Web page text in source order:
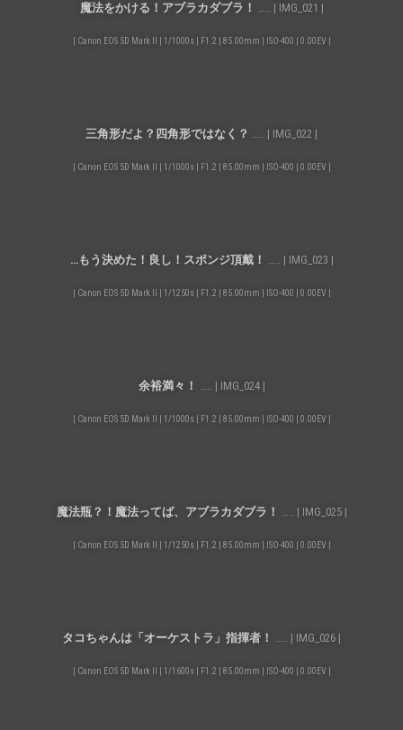
魔法をかける！アブラカダブラ！ ….. | IMG_021 |
| Canon EOS 5D Mark II | 1/1000s | F1.2 | 85.00mm | ISO-400 | 0.00EV |
三角形だよ？四角形ではなく？ ….. | IMG_022 |
| Canon EOS 5D Mark II | 1/1000s | F1.2 | 85.00mm | ISO-400 | 0.00EV |
…もう決めた！良し！スポンジ頂戴！ ….. | IMG_023 |
| Canon EOS 5D Mark II | 1/1250s | F1.2 | 85.00mm | ISO-400 | 0.00EV |
余裕満々！ ….. | IMG_024 |
| Canon EOS 5D Mark II | 1/1000s | F1.2 | 85.00mm | ISO-400 | 0.00EV |
魔法瓶？！魔法ってば、アブラカダブラ！ ….. | IMG_025 |
| Canon EOS 5D Mark II | 1/1250s | F1.2 | 85.00mm | ISO-400 | 0.00EV |
タコちゃんは「オーケストラ」指揮者！ ….. | IMG_026 |
| Canon EOS 5D Mark II | 1/1600s | F1.2 | 85.00mm | ISO-400 | 0.00EV |